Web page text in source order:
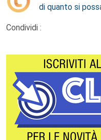
di quanto si
Condividi :